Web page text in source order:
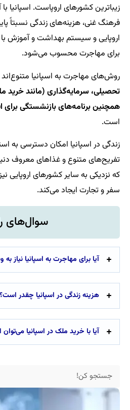
زیباترین کشورهای اروپاست. اسپانیا
فرهنگ غنی، هزینه‌های زندگی نسبتاً
اروپایی و سیستم بهداشت و
برای مهاجرت محسوب می‌شود.
روش‌های مهاجرت به اسپانیا
تحصیلی، سرمایه‌گذاری (مانند خرید
همچنین برنامه‌های بازنشستگی برای
است.
زندگی در اسپانیا امکان دسترسی به
تفریح‌های متنوع و غذاهای معروف
که نزدیکی به سایر کشورهای اروپایی
سفر و تجارت ایجاد می‌کند.
سوال‌های
آیا برای مهاجرت به اسپانیا نیاز به
هزینه زندگی در اسپانیا چقدر است؟
آیا با خرید ملک در اسپانیا